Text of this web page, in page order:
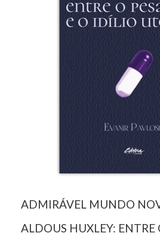
ADMIRÁVEL MUNDO
ALDOUS HUXLEY: ENTRE